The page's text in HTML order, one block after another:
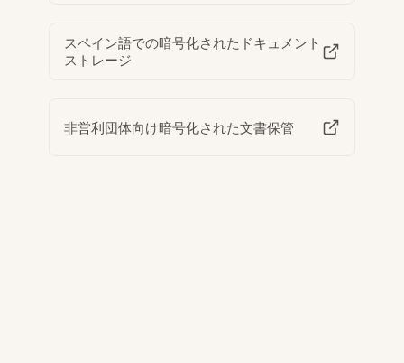
スペイン語での暗号化されたドキュメント
ストレージ
非営利団体向け暗号化された文書保管